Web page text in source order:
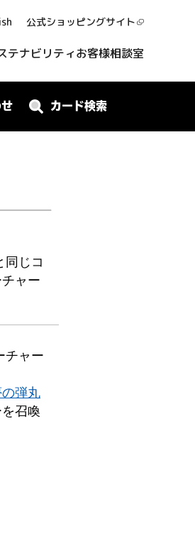
公式ショッピングサイト
テナビリティお客様相談室
カード検索
同じコ
ャー
チャー
の弾丸
召喚